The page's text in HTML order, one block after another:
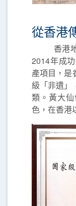
從香港
香港地
2014年成
產項目，是
級「非遺」
類。黃大
色，在香港